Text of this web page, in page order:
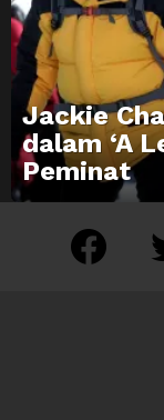
Jackie
dalam ‘A
Peminat
facebook